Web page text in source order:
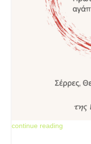
Jun 18, 2026
continue reading